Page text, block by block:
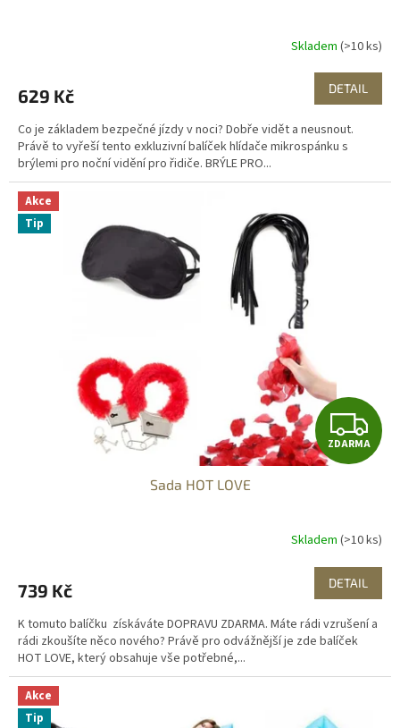
R
M
A
Skladem (>10 ks)
629 Kč DETAIL
Co je základem bezpečné jízdy v noci? Dobře vidět a neusnout.
Právě to vyřeší tento exkluzivní balíček hlídače mikrospánku s
brýlemi pro noční vidění pro řidiče. BRÝLE PRO...
Akce
Tip
Z
D
R
M
A
ZDARMA
Sada HOT LOVE
Skladem (>10 ks)
739 Kč DETAIL
K tomuto balíčku získáváte DOPRAVU ZDARMA. Máte rádi vzrušení a
rádi zkoušíte něco nového? Právě pro odvážnější je zde balíček
HOT LOVE, který obsahuje vše potřebné,...
Akce
Tip